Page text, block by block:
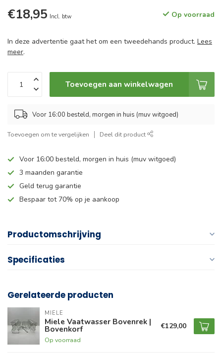
€18,95 Incl. btw Op voorraad
In deze advertentie gaat het om een tweedehands product. Lees
meer.
Toevoegen aan winkelwagen
Voor 16:00 besteld, morgen in huis (muv witgoed)
Toevoegen om te vergelijken Deel dit product
Voor 16:00 besteld, morgen in huis (muv witgoed)
3 maanden garantie
Geld terug garantie
Bespaar tot 70% op je aankoop
Productomschrijving
Specificaties
Gerelateerde producten
MIELE
Miele Vaatwasser Bovenrek |
Bovenkorf
Op voorraad
€129,00